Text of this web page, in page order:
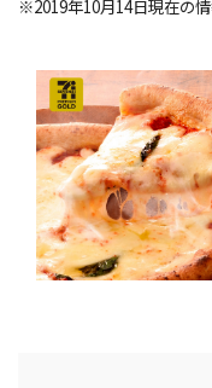
※2019年10月14日現在の情